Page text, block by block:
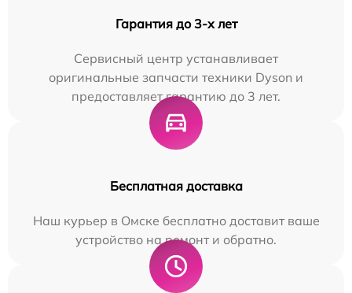
Гарантия до 3-х лет
Сервисный центр устанавливает
оригинальные запчасти техники Dyson и
предоставляет гарантию до 3 лет.
Бесплатная доставка
Наш курьер в Омске бесплатно доставит ваше
устройство на ремонт и обратно.